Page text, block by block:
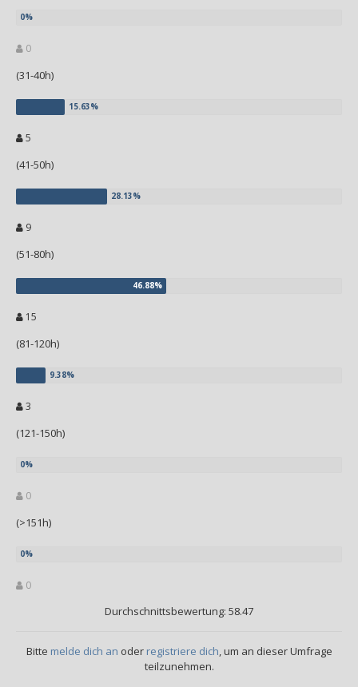
0
(31-40h)
5
(41-50h)
9
(51-80h)
15
(81-120h)
3
(121-150h)
0
(>151h)
0
Durchschnittsbewertung: 58.47
Bitte melde dich an oder registriere dich, um an dieser Umfrage
teilzunehmen.